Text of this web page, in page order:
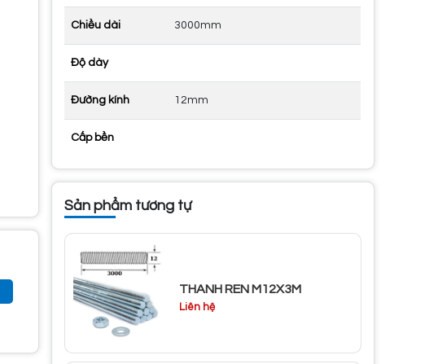
Chiều dài 3000mm
Độ dày
Đường kính 12mm
Cấp bền
Sản phẩm tương tự
THANH REN M12X3M
Liên hệ